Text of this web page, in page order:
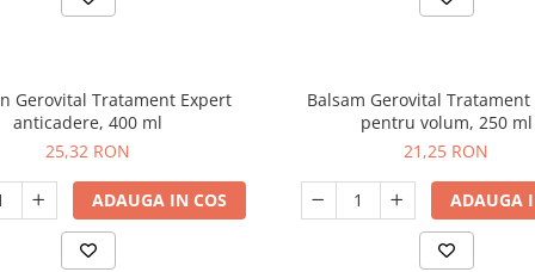
Gerovital Tratament Expert
anticadere, 400 ml
25,32 RON
ADAUGA IN COS
Balsam Gerovital Tratament
pentru volum, 250 ml
21,25 RON
ADAUGA